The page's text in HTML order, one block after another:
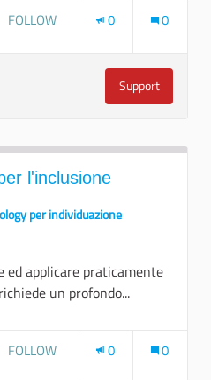
34 FOLLOWERS
FOLLOW 0 0
Support
Il parco
l'inclusione
per individuazione
ed applicare praticamente
un profondo...
34 FOLLOWERS
FOLLOW 0 0